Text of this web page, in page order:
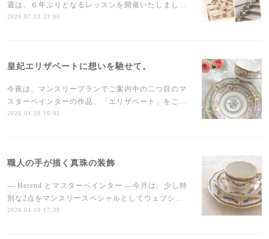
週は、６年ぶりとなるレッスンを開催いたしまし…
2026.07.13 23:00
皇妃エリザベートに想いを馳せて。
今夜は、マンスリープランでご案内中の二つ目のマ
スターペインターの作品、「エリザベート」をご…
2026.04.20 16:43
職人の手が描く真珠の装飾
— Herend とマスターペインター —今月は、少し特
別な2点をマンスリースペシャルとしてウェブシ…
2026.04.19 17:39